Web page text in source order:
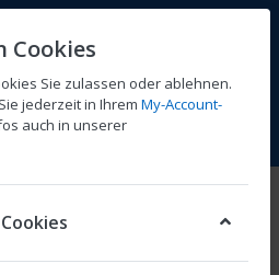
Wunschliste
Cookies
Sie zulassen oder ablehnen.
jederzeit in Ihrem My-Account-
auch in unserer